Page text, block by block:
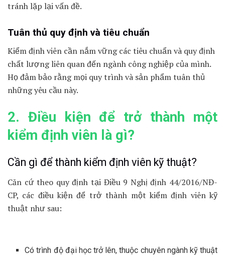
tránh lặp lại vấn đề.
Tuân thủ quy định và tiêu chuẩn
Kiểm định viên cần nắm vững các tiêu chuẩn và quy định
chất lượng liên quan đến ngành công nghiệp của mình.
Họ đảm bảo rằng mọi quy trình và sản phẩm tuân thủ
những yêu cầu này.
2. Điều kiện để trở thành một
kiểm định viên là gì?
Cần gì để thành kiểm định viên kỹ thuật?
Căn cứ theo quy định tại Điều 9 Nghị định 44/2016/NĐ-
CP, các điều kiện để trở thành một kiểm định viên kỹ
thuật như sau:
Có trình độ đại học trở lên, thuộc chuyên ngành kỹ thuật